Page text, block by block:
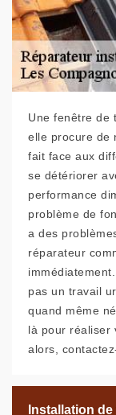
Une fenêtre de
elle procure de
fait face aux
se détériorer
performance
problème de
a des
réparateur
pas un travail
quand même
là pour réaliser
alors,
Installation